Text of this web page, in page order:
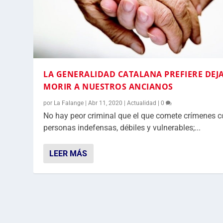
LA GENERALIDAD CATALANA PREFIERE
MORIR A NUESTROS ANCIANOS
por La Falange |Abr 11, 2020 |Actualidad |0
No hay peor criminal que el que comete crímenes
personas indefensas, débiles y vulnerables;...
LEER MÁS